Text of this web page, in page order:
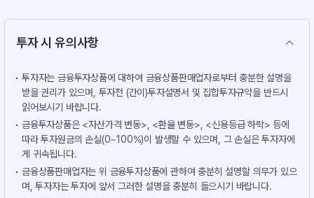
투자 시 유의사항
투자자는 금융투자상품에 대하여 금융상품판매업자로부터 충분한 설명을
받을 권리가 있으며, 투자전 (간이)투자설명서 및 집합투자규약을 반드시
읽어보시기 바랍니다.
금융투자상품은 <자산가격 변동>, <환율 변동>, <신용등급 하락> 등에
따라 투자원금의 손실(0~100%)이 발생할 수 있으며, 그 손실은 투자자에
게 귀속됩니다.
금융상품판매업자는 위 금융투자상품에 관하여 충분히 설명할 의무가 있으
며, 투자자는 투자에 앞서 그러한 설명을 충분히 들으시기 바랍니다.